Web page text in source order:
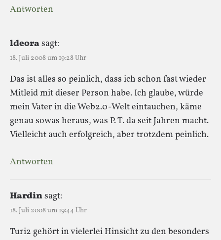
Antworten
ldeorasagt:
18. Juli 2008 um 19:28 Uhr
Das ist alles so peinlich, dass ich schon fast wieder
Mitleid mit dieser Person habe. Ich glaube, würde
mein Vater in die Web2.0-Welt eintauchen, käme
genau sowas heraus, was P. T. da seit Jahren macht.
Vielleicht auch erfolgreich, aber trotzdem peinlich.
Antworten
Hardinsagt:
18. Juli 2008 um 19:44 Uhr
Turi2 gehört in vielerlei Hinsicht zu den besonders